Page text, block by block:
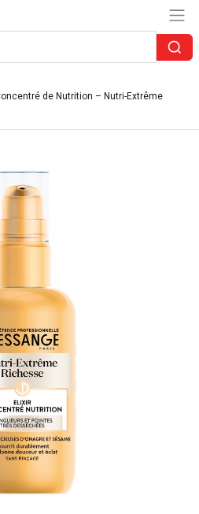
de Nutrition – Nutri-Extrême